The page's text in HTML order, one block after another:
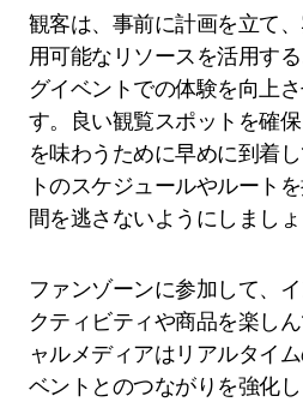
観客は、事前に計画を立て
用可能なリソースを活用す
グイベントでの体験を向上
す。良い観覧スポットを確
を味わうために早めに到着
トのスケジュールやルート
間を逃さないようにしましょ
ファンゾーンに参加して、
クティビティや商品を楽し
ャルメディアはリアルタイ
ベントとのつながりを強化